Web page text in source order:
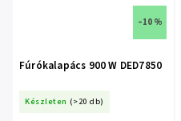
–10 %
Fúrókalapács 900 W DED7850
Készleten (>20 db)